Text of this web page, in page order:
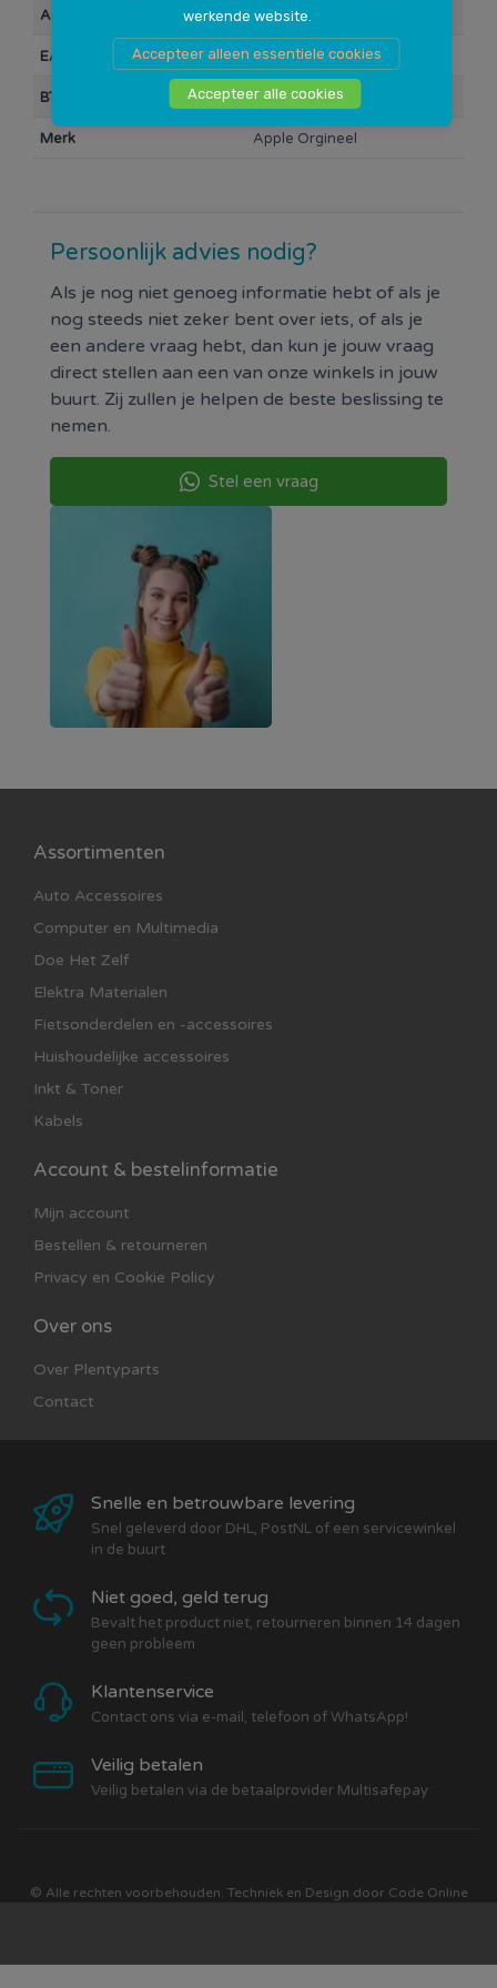
werkende website.
Accepteer alleen essentiele cookies
Accepteer alle cookies
Artikelnummer 102561
EAN Barcode 0000066915
BTW 21%
Merk Apple Orgineel
Persoonlijk advies nodig?
Als je nog niet genoeg informatie hebt of als je
nog steeds niet zeker bent over iets, of als je
een andere vraag hebt, dan kun je jouw vraag
direct stellen aan een van onze winkels in jouw
buurt. Zij zullen je helpen de beste beslissing te
nemen.
Stel een vraag
Assortimenten
Auto Accessoires
Computer en Multimedia
Doe Het Zelf
Elektra Materialen
Fietsonderdelen en -accessoires
Huishoudelijke accessoires
Inkt & Toner
Kabels
Account & bestelinformatie
Mijn account
Bestellen & retourneren
Privacy en Cookie Policy
Over ons
Over Plentyparts
Contact
Snelle en betrouwbare levering
Snel geleverd door DHL, PostNL of een servicewinkel
in de buurt
Niet goed, geld terug
Bevalt het product niet, retourneren binnen 14 dagen
geen probleem
Klantenservice
Contact ons via e-mail, telefoon of WhatsApp!
Veilig betalen
Veilig betalen via de betaalprovider Multisafepay
© Alle rechten voorbehouden. Techniek en Design door Code Online